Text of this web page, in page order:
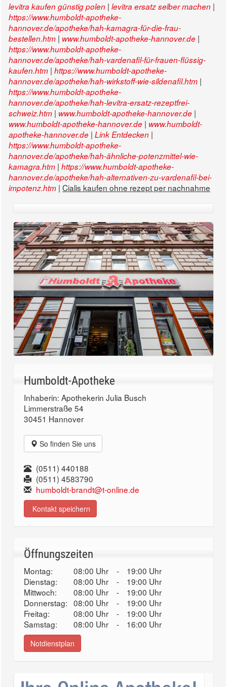
levitra kaufen günstig polen | levitra ersatz selber machen |
https://www.humboldt-apotheke-
hannover.de/apotheke/hah-kamagra-für-die-frau-
bestellen.htm | www.humboldt-apotheke-hannover.de |
https://www.humboldt-apotheke-
hannover.de/apotheke/hah-vardenafil-für-frauen-flüssig-
kaufen.htm | https://www.humboldt-apotheke-
hannover.de/apotheke/hah-wirkstoff-wie-sildenafil.htm |
https://www.humboldt-apotheke-
hannover.de/apotheke/hah-levitra-ersatz-rezeptfrei-
schweiz.htm | www.humboldt-apotheke-hannover.de |
www.humboldt-apotheke-hannover.de | www.humboldt-
apotheke-hannover.de | Link Entdecken |
https://www.humboldt-apotheke-
hannover.de/apotheke/hah-ähnliche-potenzmittel-wie-
kamagra.htm | https://www.humboldt-apotheke-
hannover.de/apotheke/hah-alternativen-zu-vardenafil-bei-
impotenz.htm | Cialis kaufen ohne rezept per nachnahme
Humboldt-Apotheke
Inhaberin: Apothekerin Julia Busch
Limmerstraße 54
30451 Hannover
So finden Sie uns
(0511) 440188
(0511) 4583790
humboldt-brandt@t-online.de
Kontakt speichern
Öffnungszeiten
Montag: 08:00 Uhr -
19:00 Uhr
Dienstag:
08:00 Uhr -
19:00 Uhr
Mittwoch:
08:00 Uhr -
19:00 Uhr
Donnerstag: 08:00 Uhr -
19:00 Uhr
Freitag:
08:00 Uhr -
19:00 Uhr
Samstag:
08:00 Uhr - 16:00 Uhr
Notdienstplan